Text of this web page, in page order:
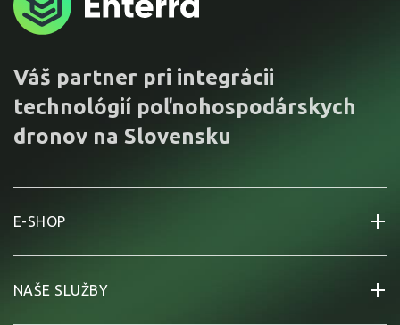
Váš partner pri integrácii
technológií poľnohospodárskych
dronov na Slovensku
E-SHOP
NAŠE SLUŽBY